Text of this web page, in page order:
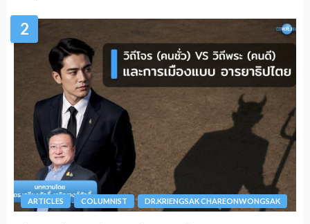
2
ARTICLES COLUMNIST DR.KRIENGSAK CHAREONWONGSAK